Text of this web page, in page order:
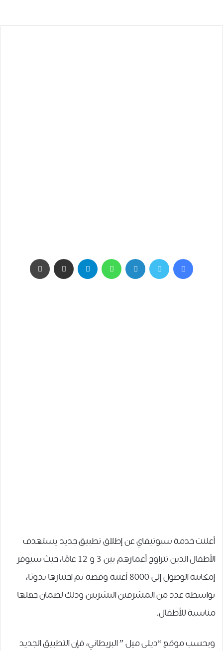
فيسبوك تويتر لينكدإن واتساب تيلقرام مشاركة عبر البريد
أعلنت خدمة ﺳﺒﻮﺗﻴﻔﺎي عن إطلاق تطبيق جديد ﻳﺴﺘﻬﺪﻑ
ﺍﻷﻃﻔﺎﻝ ﺍﻟﺬﻳﻦ ﺗﺘﺮﺍﻭﺡ ﺃﻋﻤﺎﺭﻫﻢ ﺑﻴﻦ 3 ﻭ 12 ﻋﺎﻣًﺎ، حيث سيوفر
ﺇﻣﻜﺎﻧﻴﺔ ﺍﻟﻮﺻﻮﻝ ﺇﻟﻰ 8000 ﺃﻏﻨﻴﺔ ﻭﻗﺼﺔ ﺗﻢ ﺍﺧﺘﻴﺎﺭﻫﺎ ﻳﺪﻭﻳًﺎ،
ﺑﻮﺍﺳﻄﺔ ﻋﺪﺩ ﻣﻦ ﺍﻟﻤﺸﺮﻓﻴﻦ ﺍﻟﺒﺸﺮﻳﻴﻦ وذلك لضمان جعلها
ﻣﻨﺎﺳﺒﺔ ﻟﻸﻃﻔﺎﻝ.
وبحسب موقع “ﺩﻳﻠﻰ ﻣﻴﻞ ” ﺍﻟﺒﺮﻳﻄﺎني، فإن التطبيق الجديد